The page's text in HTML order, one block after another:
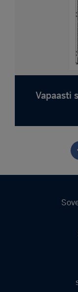
Vapaasti